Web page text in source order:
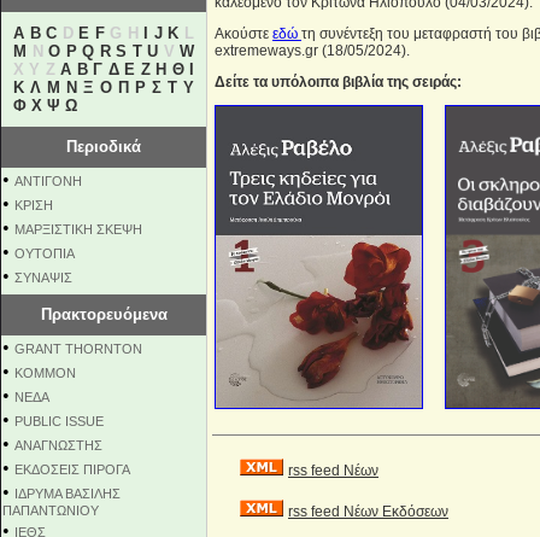
A B C D E FG H J K L
M
N O P Q R S T U V W
X Y ZΑ Β Γ Δ Ε Ζ Η Θ
Κ Λ Μ Ν Ξ Ο Π Ρ Σ Τ Υ
Φ Χ Ψ Ω
Περιοδικά
• ΑΝΤΙΓΟΝΗ
• ΚΡΙΣΗ
• ΜΑΡΞΙΣΤΙΚΗ ΣΚΕΨΗ
• ΟΥΤΟΠΙΑ
• ΣΥΝΑΨΙΣ
Πρακτορευόμενα
• GRANT THORNTON
• KOMMON
• NEΔΑ
• PUBLIC ISSUE
• ΑΝΑΓΝΩΣΤΗΣ
• ΕΚΔΟΣΕΙΣ ΠΙΡΟΓΑ
• ΙΔΡΥΜΑ ΒΑΣΙΛΗΣ
ΠΑΠΑΝΤΩΝΙΟΥ
• ΙΕΘΣ
Aκούστε εδώ τη συνέντεξη του μεταφραστή του
extremeways.gr (18/05/2024).
Δείτε τα υπόλοιπα βιβλία της σειράς:
rss feed Νέων
rss feed Νέων Εκδόσεων